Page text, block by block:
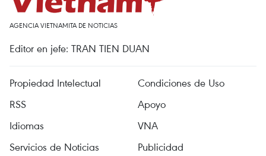
AGENCIA VIETNAMITA DE NOTICIAS
Editor en jefe: TRAN TIEN DUAN
Propiedad Intelectual
Condiciones de Uso
RSS
Apoyo
Idiomas
VNA
Servicios de Noticias
Publicidad